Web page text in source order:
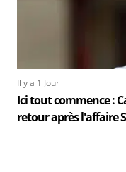
Il y a 1 Jour
Ici tout commence :
retour après l'affaire